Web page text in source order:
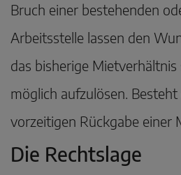
Bruch einer bestehenden
Arbeitsstelle lassen den
das bisherige
möglich aufzulösen.
vorzeitigen Rückgabe einer
Die Rechtslage